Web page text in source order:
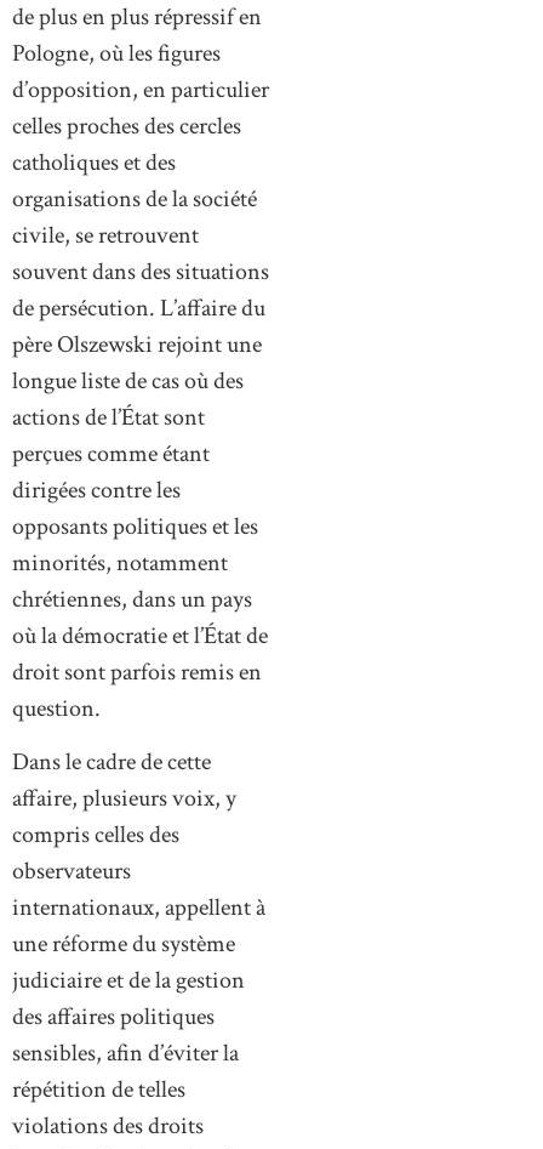
de plus en plus répressif en
Pologne, où les figures
d’opposition, en particulier
celles proches des cercles
catholiques et des
organisations de la société
civile, se retrouvent
souvent dans des situations
de persécution. L’affaire du
père Olszewski rejoint une
longue liste de cas où des
actions de l’État sont
perçues comme étant
dirigées contre les
opposants politiques et les
minorités, notamment
chrétiennes, dans un pays
où la démocratie et l’État de
droit sont parfois remis en
question.
Dans le cadre de cette
affaire, plusieurs voix, y
compris celles des
observateurs
internationaux, appellent à
une réforme du système
judiciaire et de la gestion
des affaires politiques
sensibles, afin d’éviter la
répétition de telles
violations des droits